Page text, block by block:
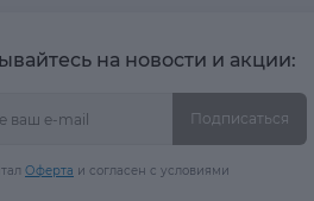
на новости и акции:
Подписаться
Оферта и согласен с условиями